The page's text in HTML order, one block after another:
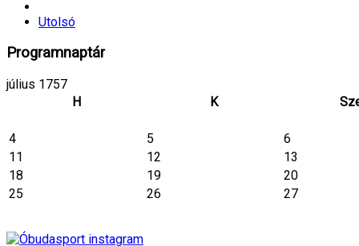
Utolsó
Programnaptár
július 1757
H
K
4 5
6
11
12
13
18
19
20
25
26 27